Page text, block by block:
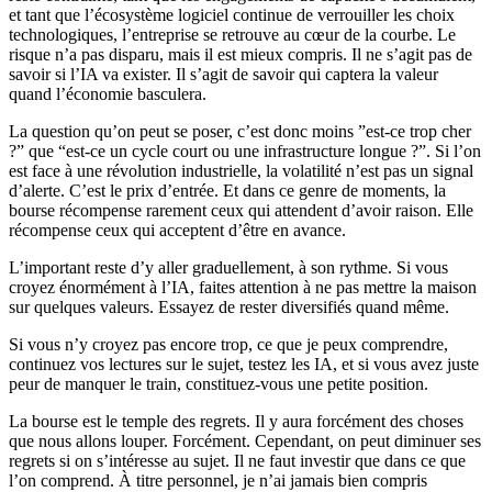
et tant que l’écosystème logiciel continue de verrouiller les choix
technologiques, l’entreprise se retrouve au cœur de la courbe. Le
risque n’a pas disparu, mais il est mieux compris. Il ne s’agit pas de
savoir si l’IA va exister. Il s’agit de savoir qui captera la valeur
quand l’économie basculera.
La question qu’on peut se poser, c’est donc moins ”est-ce trop cher
?” que “est-ce un cycle court ou une infrastructure longue ?”. Si l’on
est face à une révolution industrielle, la volatilité n’est pas un signal
d’alerte. C’est le prix d’entrée. Et dans ce genre de moments, la
bourse récompense rarement ceux qui attendent d’avoir raison. Elle
récompense ceux qui acceptent d’être en avance.
L’important reste d’y aller graduellement, à son rythme. Si vous
croyez énormément à l’IA, faites attention à ne pas mettre la maison
sur quelques valeurs. Essayez de rester diversifiés quand même.
Si vous n’y croyez pas encore trop, ce que je peux comprendre,
continuez vos lectures sur le sujet, testez les IA, et si vous avez juste
peur de manquer le train, constituez-vous une petite position.
La bourse est le temple des regrets. Il y aura forcément des choses
que nous allons louper. Forcément. Cependant, on peut diminuer ses
regrets si on s’intéresse au sujet. Il ne faut investir que dans ce que
l’on comprend. À titre personnel, je n’ai jamais bien compris